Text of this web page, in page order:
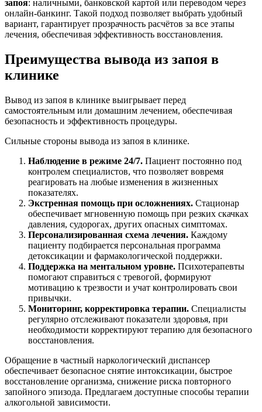
запоя: наличными, банковской картой или переводом через
онлайн-банкинг. Такой подход позволяет выбрать удобный
вариант, гарантирует прозрачность расчётов за все этапы
лечения, обеспечивая эффективность восстановления.
Преимущества вывода из запоя в
клинике
Вывод из запоя в клинике выигрывает перед
самостоятельным или домашним лечением, обеспечивая
безопасность и эффективность процедуры.
Сильные стороны вывода из запоя в клинике.
Наблюдение в режиме 24/7. Пациент постоянно под
контролем специалистов, что позволяет вовремя
реагировать на любые изменения в жизненных
показателях.
Экстренная помощь при осложнениях. Стационар
обеспечивает мгновенную помощь при резких скачках
давления, судорогах, других опасных симптомах.
Персонализированная схема лечения. Каждому
пациенту подбирается персональная программа
детоксикации и фармакологической поддержки.
Поддержка на ментальном уровне. Психотерапевты
помогают справиться с тревогой, формируют
мотивацию к трезвости и учат контролировать свои
привычки.
Мониторинг, корректировка терапии. Специалисты
регулярно отслеживают показатели здоровья, при
необходимости корректируют терапию для безопасного
восстановления.
Обращение в частный наркологический диспансер
обеспечивает безопасное снятие интоксикации, быстрое
восстановление организма, снижение риска повторного
запойного эпизода. Предлагаем доступные способы терапии
алкогольной зависимости.